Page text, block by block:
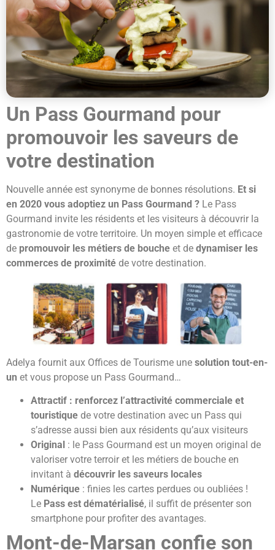
Un Pass Gourmand pour
promouvoir les saveurs de
votre destination
Nouvelle année est synonyme de bonnes résolutions. Et si
en 2020 vous adoptiez un Pass Gourmand ? Le Pass
Gourmand invite les résidents et les visiteurs à découvrir la
gastronomie de votre territoire. Un moyen simple et efficace
de promouvoir les métiers de bouche et de dynamiser les
commerces de proximité de votre destination.
Adelya fournit aux Offices de Tourisme une solution tout-en-
un et vous propose un Pass Gourmand…
Attractif : renforcez l’attractivité commerciale et
touristique de votre destination avec un Pass qui
s’adresse aussi bien aux résidents qu’aux visiteurs
Original : le Pass Gourmand est un moyen original de
valoriser votre terroir et les métiers de bouche en
invitant à découvrir les saveurs locales
Numérique : finies les cartes perdues ou oubliées !
Le Pass est dématérialisé, il suffit de présenter son
smartphone pour profiter des avantages.
Mont-de-Marsan confie son